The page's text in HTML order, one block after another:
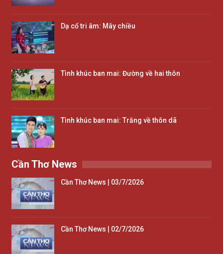
Dạ cổ tri âm: Mây chiều
Tình khúc ban mai: Đường về hai thôn
Tình khúc ban mai: Trăng về thôn dã
Cần Thơ News
Cần Thơ News | 03/7/2026
Cần Thơ News | 02/7/2026